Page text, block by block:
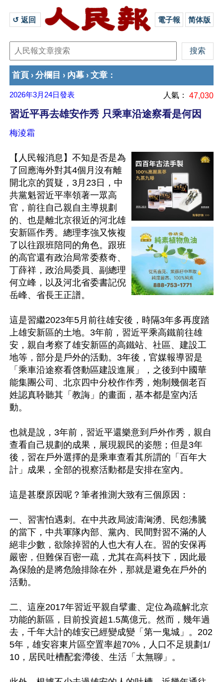
↺ 返回 電子報 简体版
首頁 › 分欄目 › 內幕 › 文章 ：
2026年3月24日發表 人氣： 47,030
習近平再去雄安作秀 只乘車沿途察看是何因
梅淩霜
【人民報消息】不知是否是為
了回應海外對其4個月沒有離
開北京的質疑，3月23日，中
共黨魁習近平率領著一眾高
官，前往自己親自主導規劃
的、也是離北京很近的河北雄
安新區作秀。總理李強又恢複
了以往跟班陪同的角色。跟班
的高官還有政治局常委蔡奇、
丁薛祥，政治局委員、副總理
何立峰，以及河北省委書記倪
岳峰、省長王正譜。
這是習繼2023年5月前往雄安後，時隔3年多再度踏
上雄安新區的土地。3年前，習近平乘高鐵前往雄
安，親自考察了雄安新區的高鐵站、社區、建設工
地等，部分是戶外的活動。3年後，官媒報導習是
「乘車沿途察看啓動區建設進展」，之後到中國華
能集團公司、北京四中分校作作秀，炮制幾個老百
姓認真聆聽其「教誨」的畫面，基本都是室內活
動。
也就是說，3年前，習近平還樂意到戶外作秀，親自
查看自己規劃的成果，展現親民的姿態；但是3年
後，習在戶外選擇的是乘車查看其所謂的「百年大
計」成果，全部的視察活動都是安排在室內。
這是甚麼原因呢？筆者推測大致有三個原因：
一、習害怕遇刺。在中共政局波濤洶湧、民怨沸騰
的當下，中共軍隊內部、黨內、民間對習不滿的人
絕非少數，欲除掉習的人也大有人在。習的安保再
嚴密，但難保百密一疏，尤其在高科技下，因此最
為保險的是將危險排除在外，那就是避免在戶外的
活動。
二、這座2017年習近平親自擘畫、定位為疏解北京
功能的新區，目前投資超1.5萬億元。然而，幾年過
去，千年大計的雄安已經變成變「第一鬼城」。202
5年，雄安容東片區空置率超70%，人口不足規劃1/
10，居民吐槽配套滯後、生活「太無聊」。